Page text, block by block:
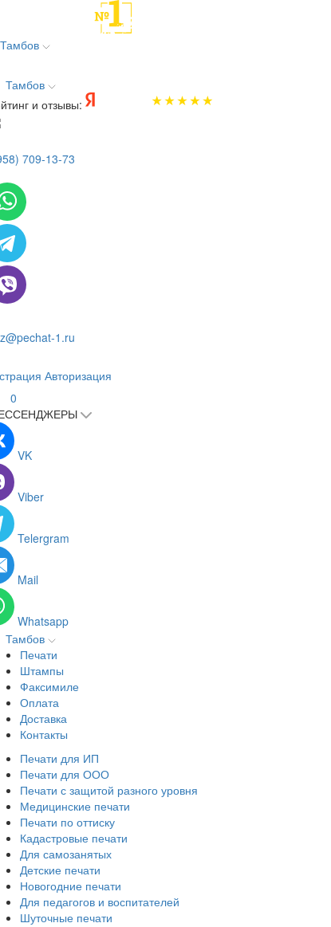
Тамбов
Тамбов
и отзывы:
709-13-73
1.ru
Авторизация
0
VK
Viber
Telergram
Mail
Whatsapp
Тамбов
Печати
Штампы
Факсимиле
Оплата
Доставка
Контакты
Печати для ИП
Печати для ООО
Печати с защитой разного уровня
Медицинские печати
Печати по оттиску
Кадастровые печати
Для самозанятых
Детские печати
Новогодние печати
Для педагогов и воспитателей
Шуточные печати